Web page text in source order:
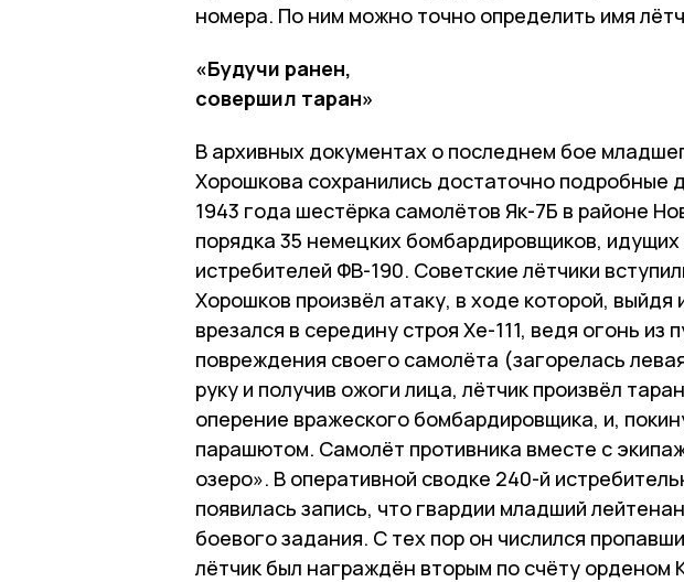
номера. По ним можно точно определить имя
«Будучи ранен,
совершил таран»
В архивных документах о последнем бое
Хорошкова сохранились достаточно подробные
1943 года шестёрка самолётов Як-7Б в районе
порядка 35 немецких бомбардировщиков, идущих
истребителей ФВ-190. Советские лётчики
Хорошков произвёл атаку, в ходе которой, выйдя
врезался в середину строя Хе-111, ведя огонь из
повреждения своего самолёта (загорелась
руку и получив ожоги лица, лётчик произвёл
оперение вражеского бомбардировщика, и,
парашютом. Самолёт противника вместе с
озеро». В оперативной сводке 240-й
появилась запись, что гвардии младший
боевого задания. С тех пор он числился
лётчик был награждён вторым по счёту орденом